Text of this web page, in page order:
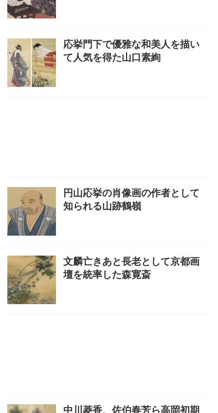
応挙門下で優雅な和美人を描い
て人気を得た山口素絢
円山応挙の肖像画の作者として
知られる山跡鶴嶺
文麟亡きあと長老として京都画
壇を統率した森寛斎
中川菱香、佐伯春芳ら高岡初期